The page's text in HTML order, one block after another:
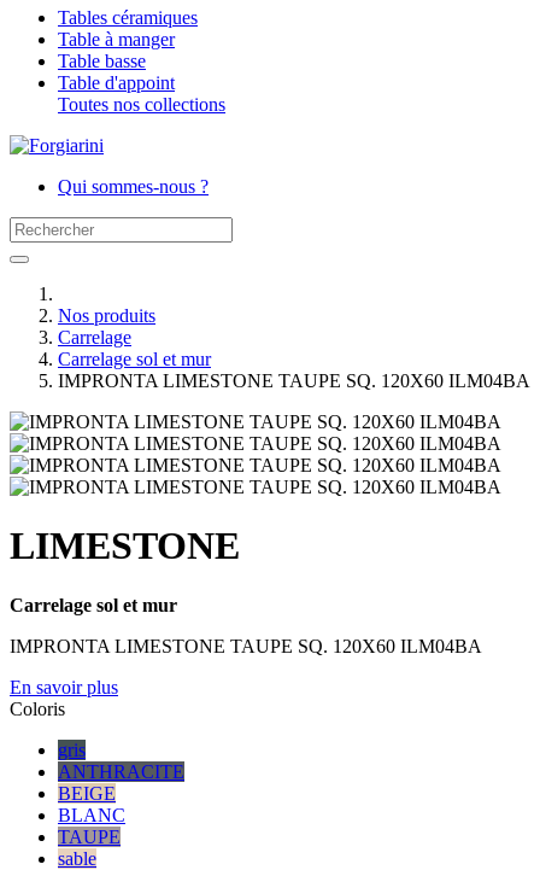
Tables céramiques
Table à manger
Table basse
Table d'appoint
Toutes nos collections
Qui sommes-nous ?
Nos produits
Carrelage
Carrelage sol et mur
IMPRONTA LIMESTONE TAUPE SQ. 120X60 ILM04BA
LIMESTONE
Carrelage sol et mur
IMPRONTA LIMESTONE TAUPE SQ. 120X60 ILM04BA
En savoir plus
Coloris
gris
ANTHRACITE
BEIGE
BLANC
TAUPE
sable